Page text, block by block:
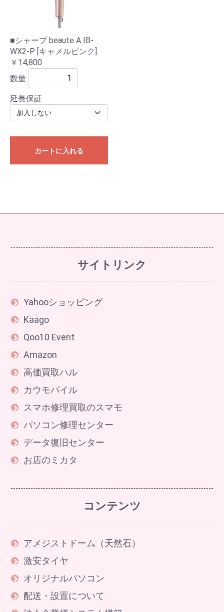
■シャープ beaute A IB-
WX2-P [キャメルピンク]
￥14,800
数量
延長保証
カートに入れる
サイトリンク
Yahooショッピング
Kaago
Qoo10 Event
Amazon
高価買取ハル
カウモバイル
スマホ修理買取のスマモ
パソコン修理センター
データ復旧センター
お店のミカタ
コンテンツ
アメジストドーム（天然石）
激安タイヤ
オリジナルパソコン
配送・設置について